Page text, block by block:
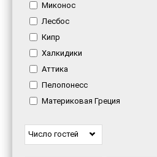
Миконос
Лесбос
Кипр
Халкидики
Аттика
Пелопонесс
Материковая Греция
Число гостей